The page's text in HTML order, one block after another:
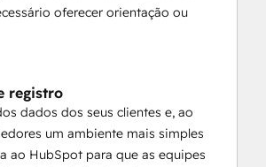
oferecer orientação ou
registro
dados dos seus clientes e, ao
um ambiente mais simples
ao HubSpot para que as equipes